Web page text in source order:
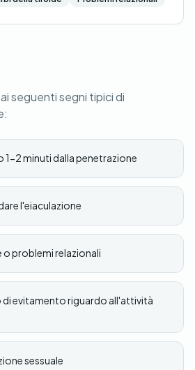
seguenti segni tipici di
1-2 minuti dalla penetrazione
l'eiaculazione
o problemi relazionali
evitamento riguardo all'attività
sessuale